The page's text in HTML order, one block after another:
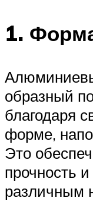
1.
образный
благодаря
форме,
Это
прочность
различным